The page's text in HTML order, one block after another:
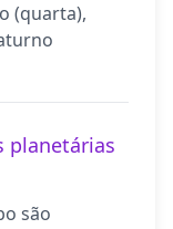
(quarta),
planetárias
são